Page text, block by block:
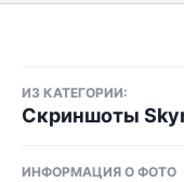
ИЗ КАТЕГОРИИ:
Скриншоты
ИНФОРМАЦИЯ О ФОТО